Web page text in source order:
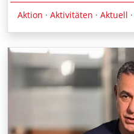
Aktion · Aktivitäten · Aktuell ·